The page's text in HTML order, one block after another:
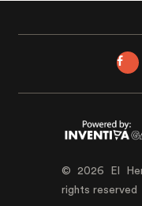
© 2026 El
rights reserved